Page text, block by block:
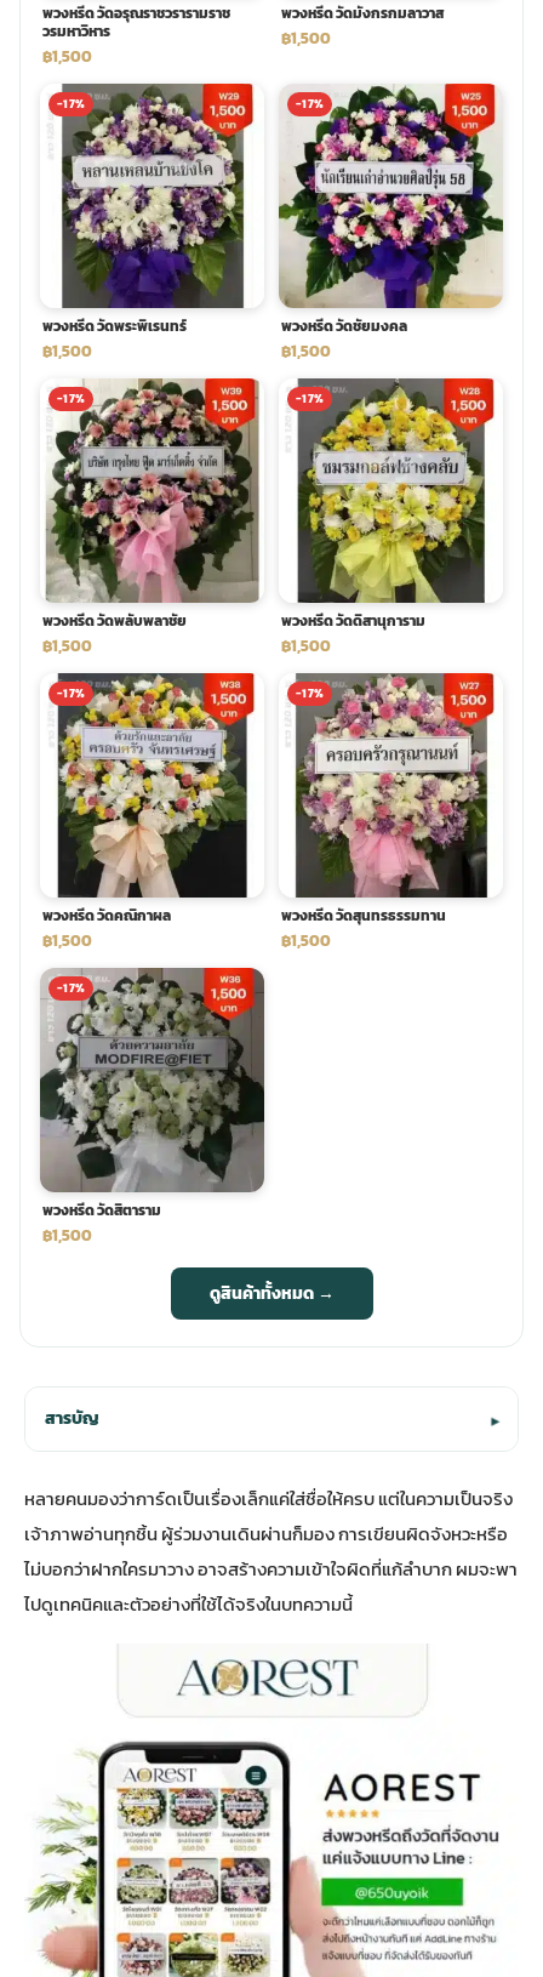
พวงหรีด วัดอรุณราชวรารามราช
วรมหาวิหาร
฿1,500
พวงหรีด วัดมังกรกมลาวาส
฿1,500
-17%
พวงหรีด วัดพระพิเรนทร์
฿1,500
-17%
พวงหรีด วัดชัยมงคล
฿1,500
-17%
พวงหรีด วัดพลับพลาชัย
฿1,500
-17%
พวงหรีด วัดดิสานุการาม
฿1,500
-17%
พวงหรีด วัดคณิกาผล
฿1,500
-17%
พวงหรีด วัดสุนทรธรรมทาน
฿1,500
-17%
พวงหรีด วัดสิตาราม
฿1,500
ดูสินค้าทั้งหมด →
สารบัญ ▾
หลายคนมองว่าการ์ดเป็นเรื่องเล็กแค่ใส่ชื่อให้ครบ แต่ในความเป็นจริง
เจ้าภาพอ่านทุกชิ้น ผู้ร่วมงานเดินผ่านก็มอง การเขียนผิดจังหวะหรือ
ไม่บอกว่าฝากใครมาวาง อาจสร้างความเข้าใจผิดที่แก้ลำบาก ผมจะพา
ไปดูเทคนิคและตัวอย่างที่ใช้ได้จริงในบทความนี้